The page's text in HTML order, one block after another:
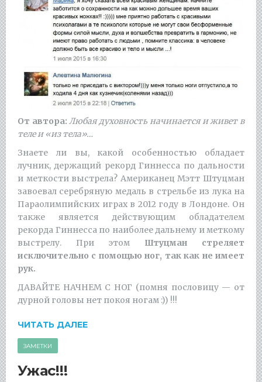
От автора: Любая духовность начинается и живет в
теле и «из тела»…
Знаете ли вы, какой особенностью обладает
лучник, держащий рекорд Гиннесса по дальности
и меткости выстрела? Американец Мэтт Штуцман
завоевал серебряную медаль в стрельбе из лука на
Параолимпийских играх в 2012 году в Лондоне. Он
также является действующим обладателем
рекорда Гиннесса по наиболее дальнему и меткому
выстрелу. При этом Штуцман стреляет
исключительно с помощью ног, так как не имеет
рук.
ДАВАЙТЕ НАЧНЕМ С НОГ (помня пословицу — от
дурной головы нет покоя ногам :)) !!!
ЧИТАТЬ ДАЛЕЕ
ЗАМЕТКИ
Ужас!!!